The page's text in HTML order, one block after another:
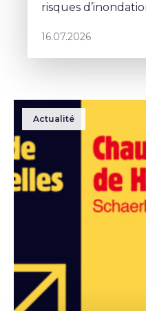
risques
Schaerbeek,
végétalisation et
16.07.2026
Actualité